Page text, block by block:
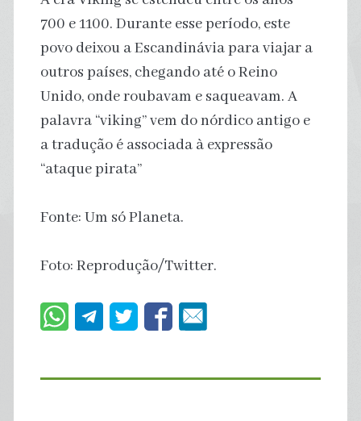
700 e 1100. Durante esse período, este
povo deixou a Escandinávia para viajar a
outros países, chegando até o Reino
Unido, onde roubavam e saqueavam. A
palavra “viking” vem do nórdico antigo e
a tradução é associada à expressão
“ataque pirata”
Fonte: Um só Planeta.
Foto: Reprodução/Twitter.